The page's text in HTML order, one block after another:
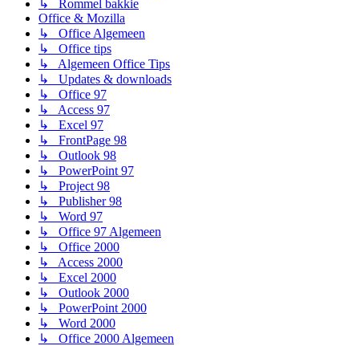
↳ Rommel bakkie
Office & Mozilla
↳ Office Algemeen
↳ Office tips
↳ Algemeen Office Tips
↳ Updates & downloads
↳ Office 97
↳ Access 97
↳ Excel 97
↳ FrontPage 98
↳ Outlook 98
↳ PowerPoint 97
↳ Project 98
↳ Publisher 98
↳ Word 97
↳ Office 97 Algemeen
↳ Office 2000
↳ Access 2000
↳ Excel 2000
↳ Outlook 2000
↳ PowerPoint 2000
↳ Word 2000
↳ Office 2000 Algemeen